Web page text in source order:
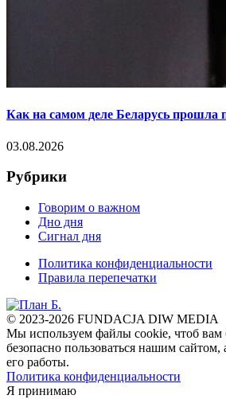
Как на самом деле Беларусь прошла
03.08.2026
Рубрики
Говорим о важном
Дно дня
Сигнал дня
Политика конфиденциальности
Правила перепечатки
© 2023-2026 FUNDACJA DIW MEDIA
Мы используем файлы cookie, чтоб вам
безопасно пользоваться нашим
его работы.
Политика конфиденциальности
Я принимаю